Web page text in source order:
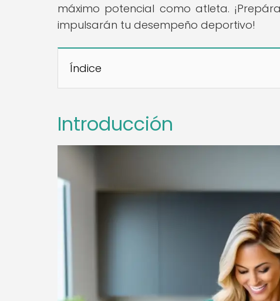
máximo potencial como atleta.
impulsarán tu desempeño deportivo!
Índice
Introducción